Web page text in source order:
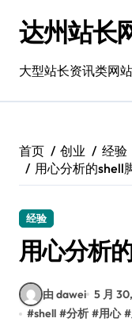
达州站长
大型站长资讯类网
首页 创业 经验
用心分析的shell
经验
用心分析
由 dawei 5 月
#shell #分析 #用心 #